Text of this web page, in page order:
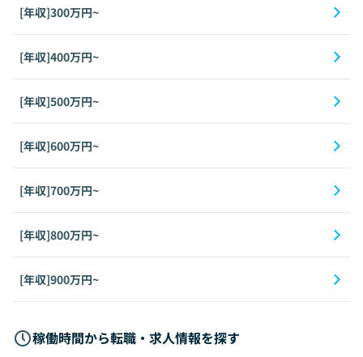
[年収]300万円~
[年収]400万円~
[年収]500万円~
[年収]600万円~
[年収]700万円~
[年収]800万円~
[年収]900万円~
稼働時間から転職・求人情報を探す